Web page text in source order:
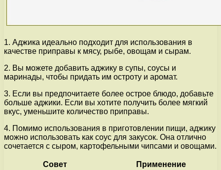
1. Аджика идеально подходит для использования в
качестве приправы к мясу, рыбе, овощам и сырам.
2. Вы можете добавить аджику в супы, соусы и
маринады, чтобы придать им остроту и аромат.
3. Если вы предпочитаете более острое блюдо, добавьте
больше аджики. Если вы хотите получить более мягкий
вкус, уменьшите количество приправы.
4. Помимо использования в приготовлении пищи, аджику
можно использовать как соус для закусок. Она отлично
сочетается с сыром, картофельными чипсами и овощами.
Совет
Применение